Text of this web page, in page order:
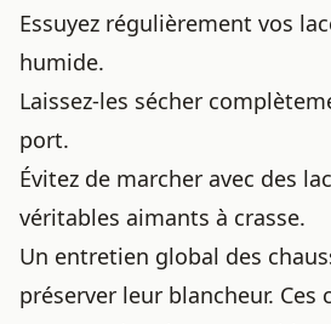
Essuyez régulièrement vos
humide.
Laissez-les sécher
port.
Évitez de marcher avec des
véritables aimants à crasse.
Un entretien global des
préserver leur blancheur. Ces